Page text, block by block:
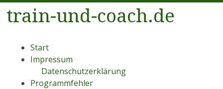
train-und-coach.de
Menü
Zum
Inhalt
Start
Impressum
Datenschutzerklärung
Programmfehler